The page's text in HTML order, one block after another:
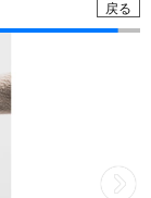
戻る